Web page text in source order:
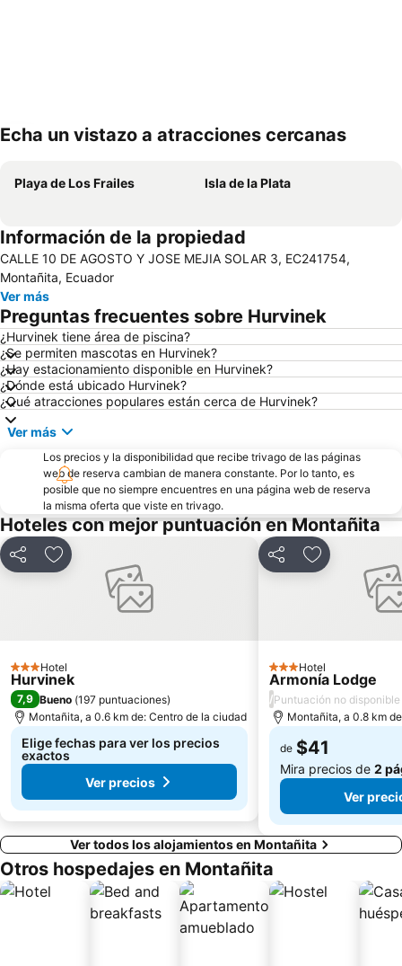
Echa un vistazo a atracciones cercanas
Playa de Los Frailes Isla de la Plata
Información de la propiedad
CALLE 10 DE AGOSTO Y JOSE MEJIA SOLAR 3, EC241754,
Montañita, Ecuador
Ver más
Preguntas frecuentes sobre Hurvinek
¿Hurvinek tiene área de piscina?
¿Se permiten mascotas en Hurvinek?
¿Hay estacionamiento disponible en Hurvinek?
¿Dónde está ubicado Hurvinek?
¿Qué atracciones populares están cerca de Hurvinek?
Ver más
Los precios y la disponibilidad que recibe trivago de las páginas
web de reserva cambian de manera constante. Por lo tanto, es
posible que no siempre encuentres en una página web de reserva
la misma oferta que viste en trivago.
Hoteles con mejor puntuación en Montañita
CompartirAgregar a favoritos
3 Estrellas
Hotel
Hurvinek
7,9 Bueno (197 puntuaciones)
Montañita, a 0.6 km de: Centro de la ciudad
Elige fechas para ver los precios
exactos
Ver precios
CompartirAgregar a
3 Estrellas
Hotel
Armonía Lodge
/Puntuación no disponible
Montañita, a 0.8 km
de $41
Mira precios de 2
Ver
Ver todos los alojamientos en Montañita
Otros hospedajes en Montañita